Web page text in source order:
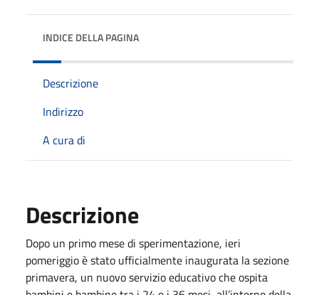
INDICE DELLA PAGINA
Descrizione
Indirizzo
A cura di
Descrizione
Dopo un primo mese di sperimentazione, ieri
pomeriggio è stato ufficialmente inaugurata la sezione
primavera, un nuovo servizio educativo che ospita